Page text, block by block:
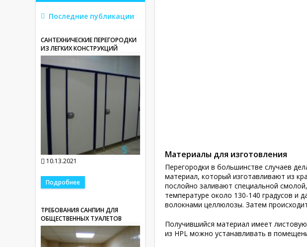
Последние публикации
САНТЕХНИЧЕСКИЕ ПЕРЕГОРОДКИ
ИЗ ЛЕГКИХ КОНСТРУКЦИЙ
10.13.2021
Подробнее
ТРЕБОВАНИЯ САНПИН ДЛЯ
ОБЩЕСТВЕННЫХ ТУАЛЕТОВ
Материалы для изготовления
Перегородки в большинстве случаев
материал, который изготавливают из
послойно заливают специальной
температуре около 130-140 градусов и
волокнами целлюлозы. Затем
Получившийся материал имеет
из HPL можно устанавливать в